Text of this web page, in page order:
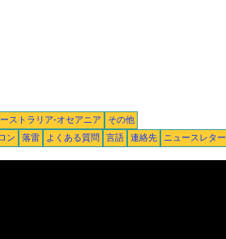
ストラリア-オセアニア
その他
ン 落雷 よくある質問 言語 連絡先 ニュースレター